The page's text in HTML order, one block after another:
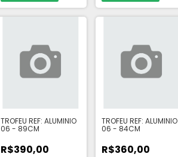
TROFEU REF: ALUMINIO
06 - 89CM
R$390,00
TROFEU REF: ALUMINIO
06 - 84CM
R$360,00